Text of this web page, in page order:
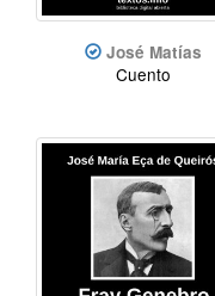
José Matías
Cuento